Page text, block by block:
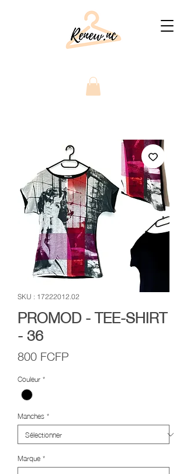
SKU : 17222012.02
PROMOD - TEE-SHIRT
- 36
800 FCFP
Couleur*
Manches*
Marque*